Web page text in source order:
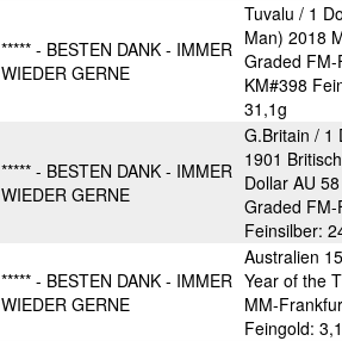
***** - BESTEN DANK - IMMER
WIEDER GERNE
Tuvalu / 1
Man) 2018
Graded
KM#398
31,1g
***** - BESTEN DANK - IMMER
WIEDER GERNE
G.Britain / 1
1901
Dollar AU
Graded
Feinsilber:
***** - BESTEN DANK - IMMER
WIEDER GERNE
Australien
Year of the
MM-
Feingold: